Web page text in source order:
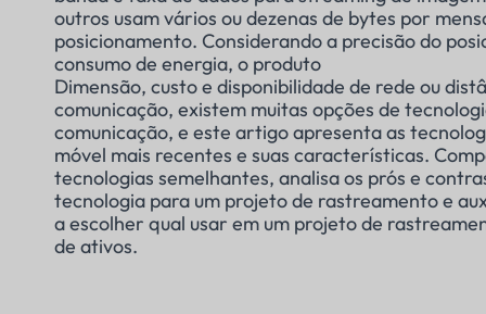
outros usam vários ou dezenas de bytes por
posicionamento. Considerando a precisão do
consumo de energia, o produto
Dimensão, custo e disponibilidade de rede ou
comunicação, existem muitas opções de
comunicação, e este artigo apresenta as
móvel mais recentes e suas características.
tecnologias semelhantes, analisa os prós e
tecnologia para um projeto de rastreamento e
a escolher qual usar em um projeto de
de ativos.